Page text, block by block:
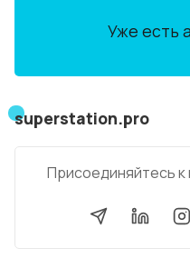
Уже есть
superstation.pro
Присоединяйтесь к